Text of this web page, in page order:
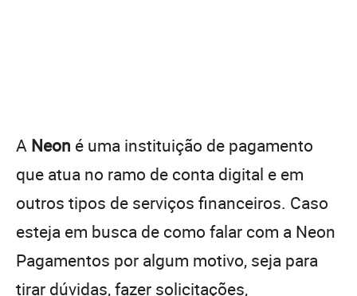
A Neon é uma instituição de pagamento
que atua no ramo de conta digital e em
outros tipos de serviços financeiros. Caso
esteja em busca de como falar com a Neon
Pagamentos por algum motivo, seja para
tirar dúvidas, fazer solicitações,